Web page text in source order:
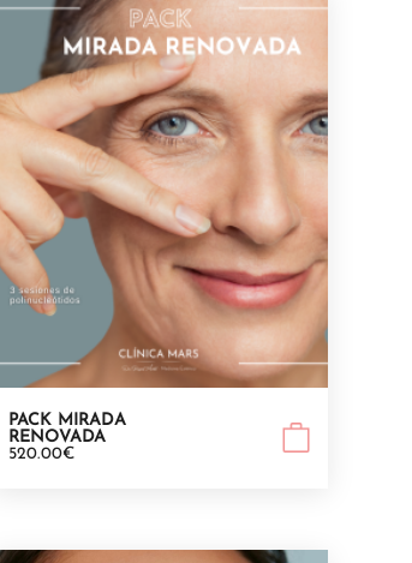
PACK MIRADA
RENOVADA
520.00€